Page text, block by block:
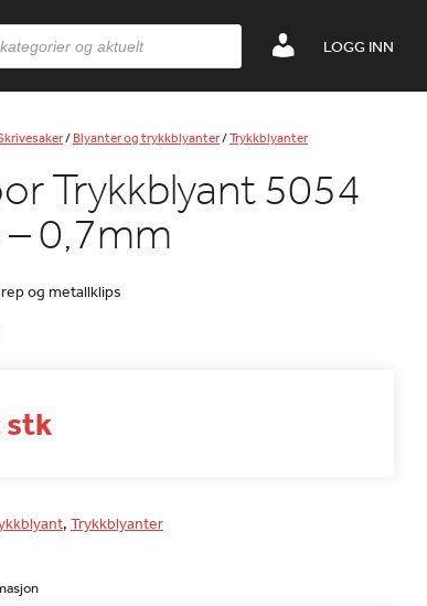
LOGG INN
/Blyanter og trykkblyanter/Trykkblyanter
Trykkblyant 5054
0,7mm
og metallklips
stk
, Trykkblyanter